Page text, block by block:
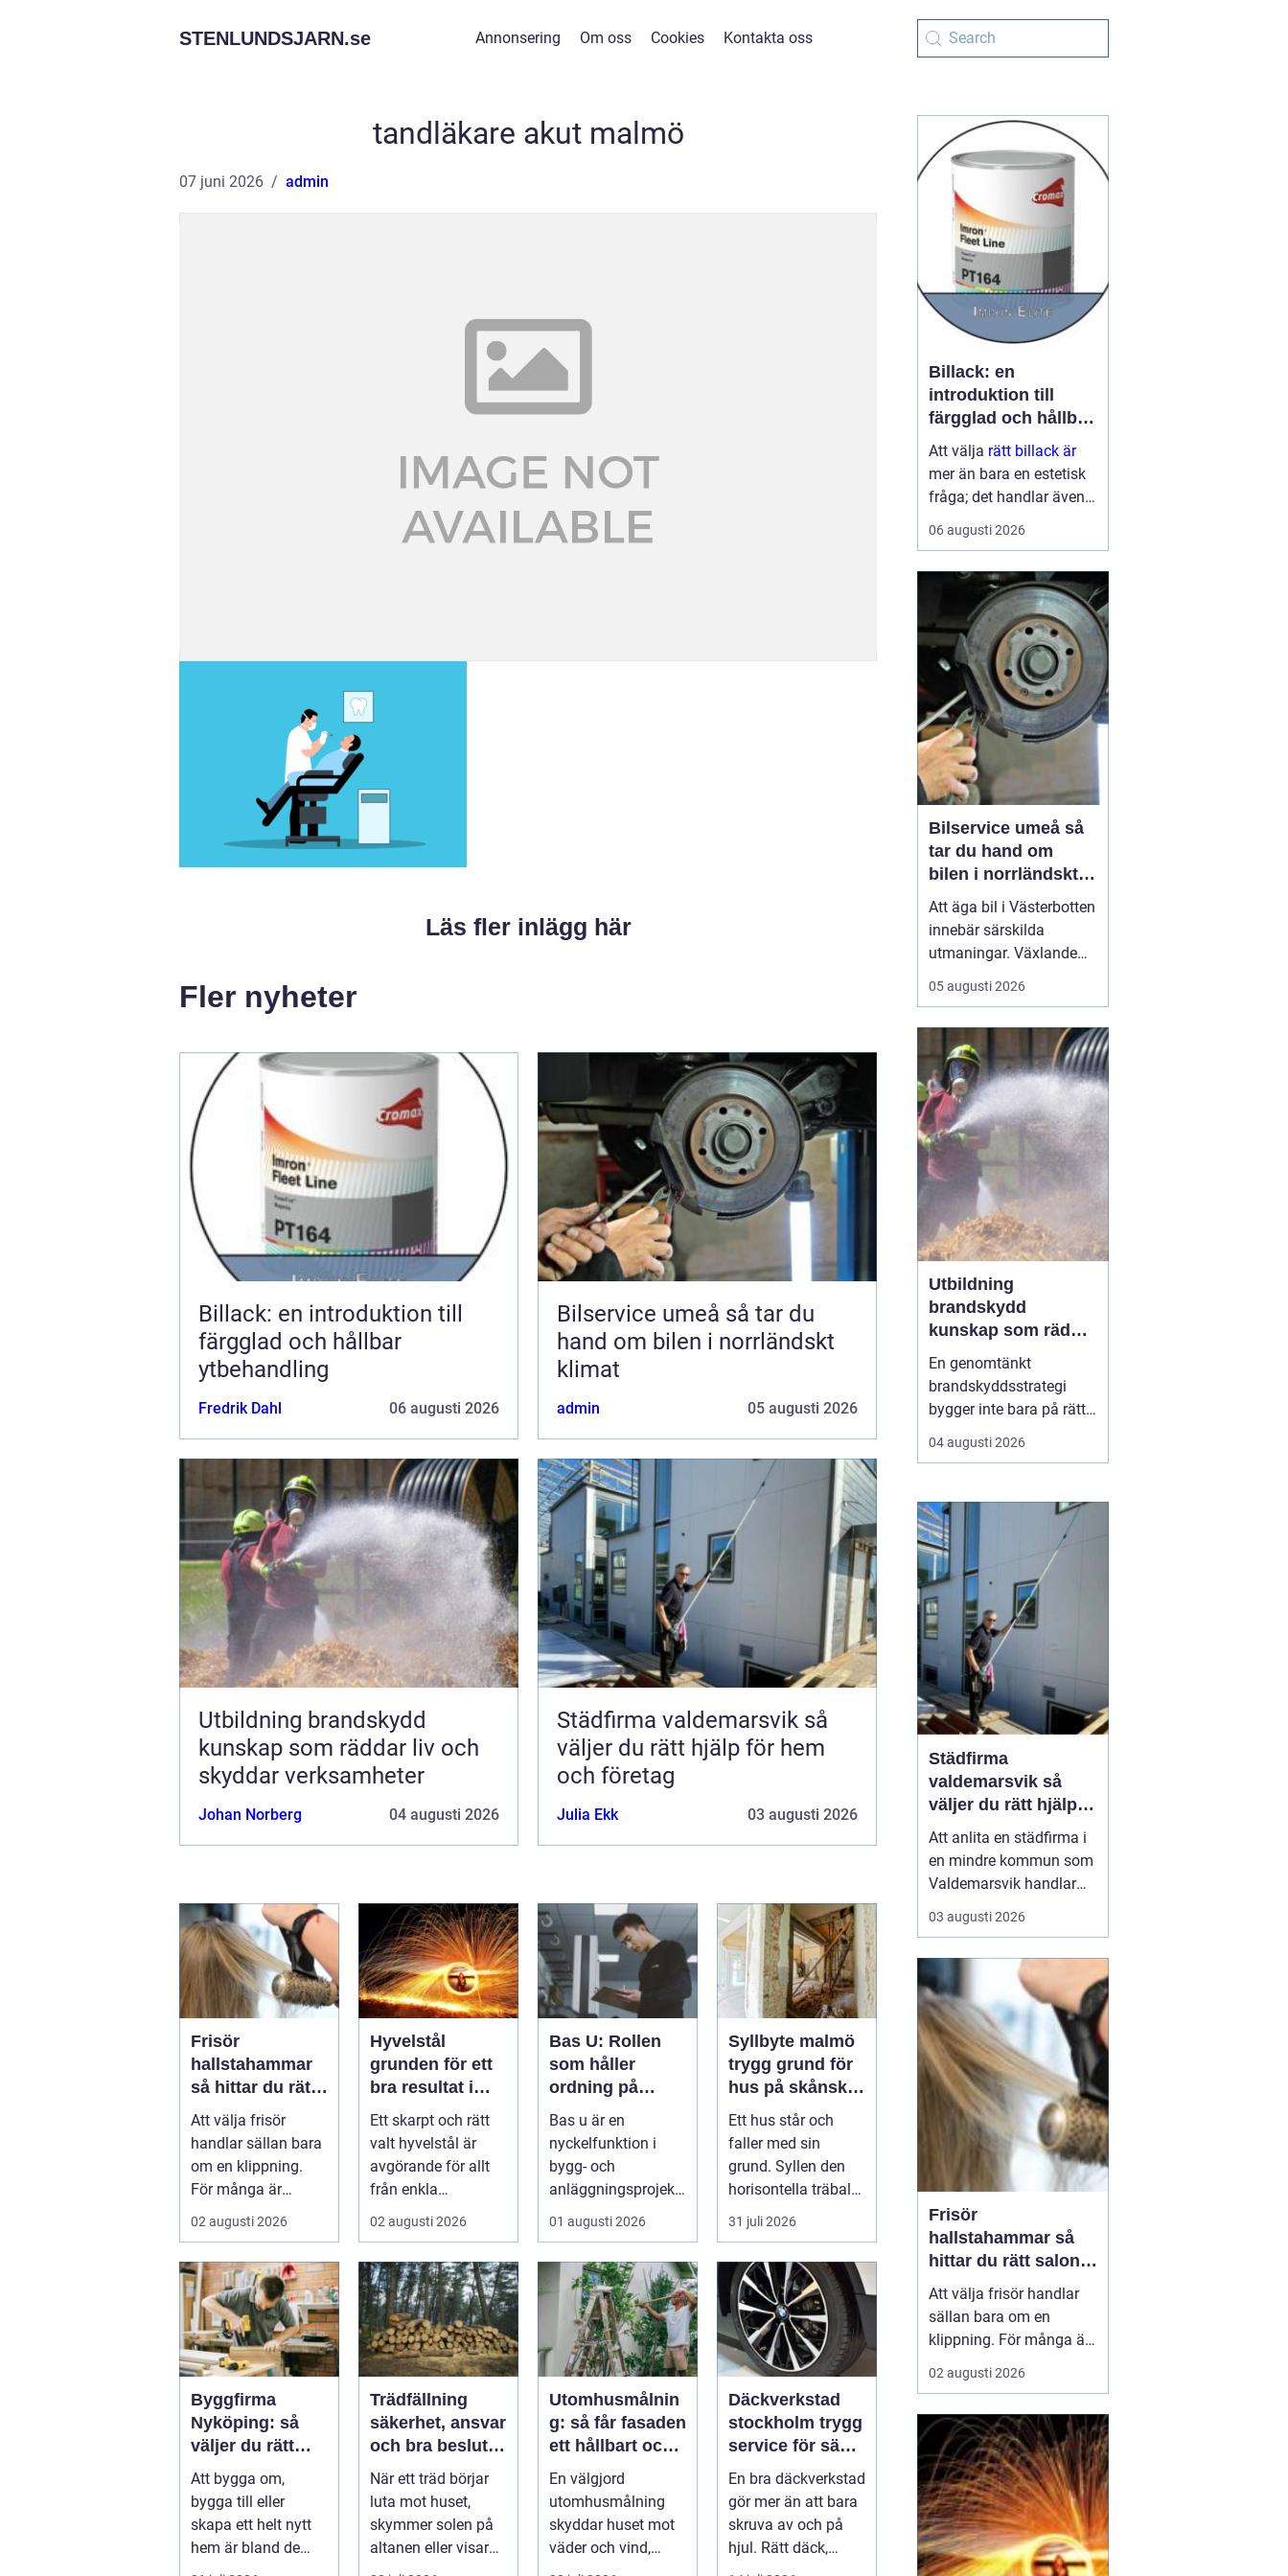
STENLUNDSJARN.se Annonsering Om oss Cookies Kontakta oss
tandläkare akut malmö
07 juni 2026 admin
Läs fler inlägg här
Fler nyheter
Billack: en introduktion till
färgglad och hållbar
ytbehandling
Fredrik Dahl 06 augusti 2026
Bilservice umeå så tar du
hand om bilen i norrländskt
klimat
admin 05 augusti 2026
Utbildning brandskydd
kunskap som räddar liv och
skyddar verksamheter
Johan Norberg 04 augusti 2026
Städfirma valdemarsvik så
väljer du rätt hjälp för hem
och företag
Julia Ekk 03 augusti 2026
Frisör
hallstahammar
så hittar du rätt
salong för stil,
kvalitet och
känsla
Att välja frisör
handlar sällan bara
om en klippning.
För många är
besöket en paus i
vardagen, ett s...
02 augusti 2026
Hyvelstål
grunden för ett
bra resultat i
hyvling
Ett skarpt och rätt
valt hyvelstål är
avgörande för allt
från enkla
hobbyprojekt i
verkstaden till k...
02 augusti 2026
Bas U: Rollen
som håller
ordning på
arbetsmiljön i
byggprojekt
Bas u är en
nyckelfunktion i
bygg- och
anläggningsprojekt,
med ansvar för att
arbetsm...
01 augusti 2026
Syllbyte malmö
trygg grund för
hus på skånsk
mark
Ett hus står och
faller med sin
grund. Syllen den
horisontella träbalk
som bär upp
väggarna mot pla...
31 juli 2026
Byggfirma
Nyköping: så
väljer du rätt
partner för ditt
projekt
Att bygga om,
bygga till eller
skapa ett helt nytt
hem är bland de
största
Trädfällning
säkerhet, ansvar
och bra beslut i
trädgården
När ett träd börjar
luta mot huset,
skymmer solen på
altanen eller visar
tecken på röta
Utomhusmålnin
g: så får fasaden
ett hållbart och
vackert resultat
En välgjord
utomhusmålning
skyddar huset mot
väder och vind,
lyfter
Däckverkstad
stockholm trygg
service för säkra
mil året runt
En bra däckverkstad
gör mer än att bara
skruva av och på
hjul. Rätt däck,
korrekt montering
Billack: en
introduktion till
färgglad och hållbar
ytbehandling
Att välja rätt billack är
mer än bara en estetisk
fråga; det handlar även
om funktion och
hållbarhet. Bilens lack är
skyddar karos...
06 augusti 2026
Bilservice umeå så
tar du hand om
bilen i norrländskt
klimat
Att äga bil i Västerbotten
innebär särskilda
utmaningar. Växlande
temperaturer, vägsalt,
grus, snöslask och långa
både lack, underrede och
teknik. Många bilägare
söker därför
05 augusti 2026
Utbildning
brandskydd
kunskap som räddar
liv och skyddar
verksamheter
En genomtänkt
brandskyddsstrategi
bygger inte bara på rätt
produkter och
installationer. Den
människor som vet vad
de gör. När ansvariga i
bygg- och
fastighetsbranschen får
rätt kunskap om
brandskydd minskar
risken för fel som ...
04 augusti 2026
Städfirma
valdemarsvik så
väljer du rätt hjälp
för hem och företag
Att anlita en städfirma i
en mindre kommun som
Valdemarsvik handlar
om mer än bara rena
golv och dammfria
familjer och företag är
städningen en pusselbit
som avgör hur vardagen
fungerar. En bra
städpartner frigör tid,
skapar ro i hu...
03 augusti 2026
Frisör
hallstahammar så
hittar du rätt salong
för stil, kvalitet och
känsla
Att välja frisör handlar
sällan bara om en
klippning. För många är
besöket en paus i
vardagen, ett sätt att
ibland ett viktigt
förberedande steg inför
ett stort ögonblick i livet.
I en mindre ort som
Hallstahammar blir valet
a...
02 augusti 2026